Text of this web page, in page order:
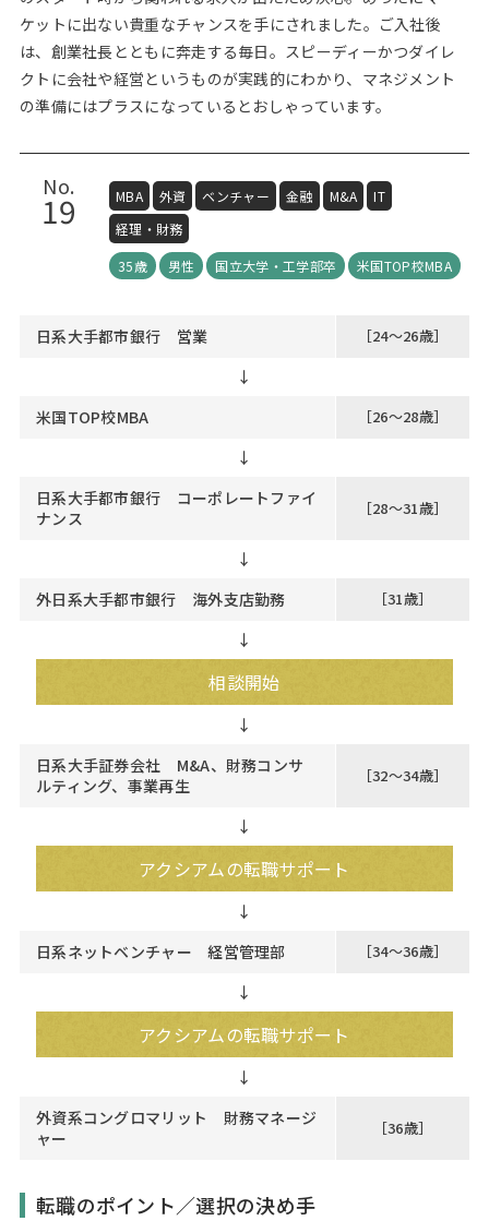
ケットに出ない貴重なチャンスを手にされました。ご入社後
は、創業社長とともに奔走する毎日。スピーディーかつダイレ
クトに会社や経営というものが実践的にわかり、マネジメント
の準備にはプラスになっているとおしゃっています。
No.
19 MBA 外資 ベンチャー 金融 M&A
IT
経理・財務
35歳
男性 国立大学・工学部卒 米国TOP校MBA
日系大手都市銀行 営業 ［24～26歳］
↓
米国TOP校MBA
［26～28歳］
↓
日系大手都市銀行 コーポレートファイ
ナンス
［28～31歳］
↓
外日系大手都市銀行 海外支店勤務
［31歳］
↓
相談開始
日系大手証券会社 M&A、財務コンサ
ルティング、事業再生
［32～34歳］
↓
アクシアムの転職サポート
日系ネットベンチャー 経営管理部 ［34～36歳］
↓
アクシアムの転職サポート
外資系コングロマリット 財務マネージ
ャー
［36歳］
転職のポイント／選択の決め手